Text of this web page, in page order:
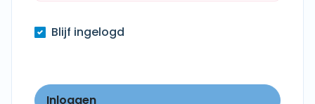
Blijf ingelogd
Inloggen